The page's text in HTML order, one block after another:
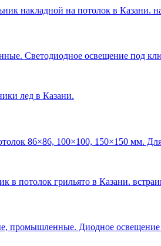
накладной на потолок в Казани.
Светодиодное освещение под
лед в Казани.
86×86, 100×100, 150×150 мм.
в потолок грильято в Казани.
промышленные. Диодное